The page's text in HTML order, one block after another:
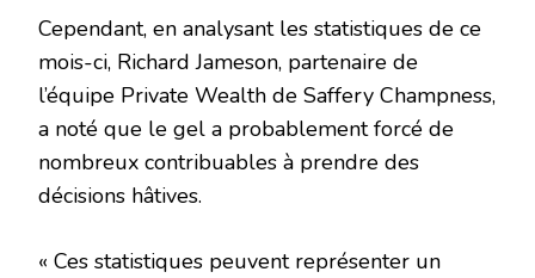
Cependant, en analysant les statistiques de ce
mois-ci, Richard Jameson, partenaire de
l’équipe Private Wealth de Saffery Champness,
a noté que le gel a probablement forcé de
nombreux contribuables à prendre des
décisions hâtives.
« Ces statistiques peuvent représenter un